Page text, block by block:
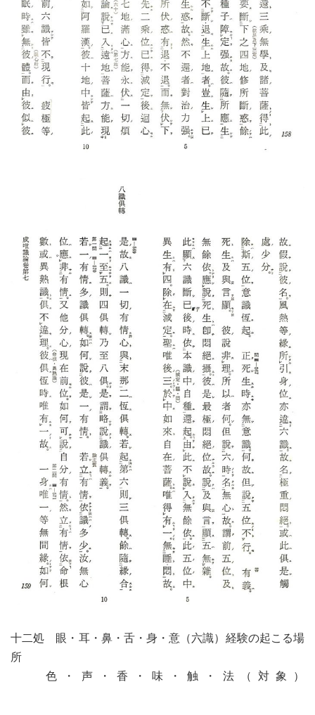
十二処 眼・耳・鼻・舌・身・意（六識）経験の起こる場
所
色・声・香・味・触・法（対象）